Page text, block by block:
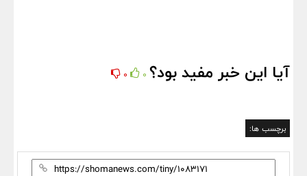
آیا این خبر مفید بود؟ 0
0
برچسب ها: